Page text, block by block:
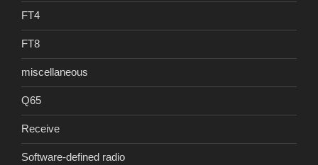
FT4
FT8
miscellaneous
Q65
Receive
Software-defined radio